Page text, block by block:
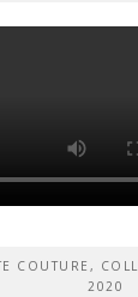
COUTURE,
2020